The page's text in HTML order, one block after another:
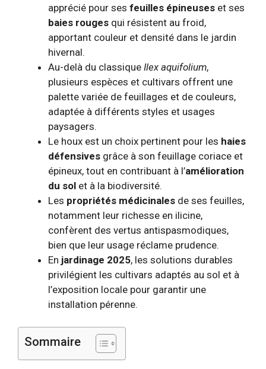
apprécié pour ses feuilles épineuses et ses
baies rouges qui résistent au froid,
apportant couleur et densité dans le jardin
hivernal.
Au-delà du classique Ilex aquifolium,
plusieurs espèces et cultivars offrent une
palette variée de feuillages et de couleurs,
adaptée à différents styles et usages
paysagers.
Le houx est un choix pertinent pour les haies
défensives grâce à son feuillage coriace et
épineux, tout en contribuant à l’amélioration
du sol et à la biodiversité.
Les propriétés médicinales de ses feuilles,
notamment leur richesse en ilicine,
confèrent des vertus antispasmodiques,
bien que leur usage réclame prudence.
En jardinage 2025, les solutions durables
privilégient les cultivars adaptés au sol et à
l’exposition locale pour garantir une
installation pérenne.
Sommaire